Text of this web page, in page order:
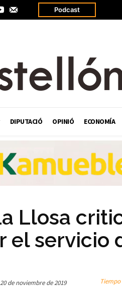
Podcast
DIPUTACIÓ OPINIÓ ECONOMÍA
Llosa
el servicio
20 de noviembre de 2019